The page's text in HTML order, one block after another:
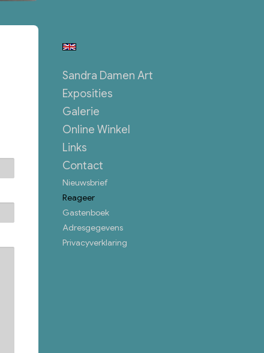
Sandra Damen Art
Exposities
Galerie
Online Winkel
Links
Contact
Nieuwsbrief
Reageer
Gastenboek
Adresgegevens
Privacyverklaring